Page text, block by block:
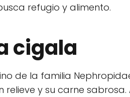
refugio y alimento.
cigala
de la familia
y su carne sabrosa.